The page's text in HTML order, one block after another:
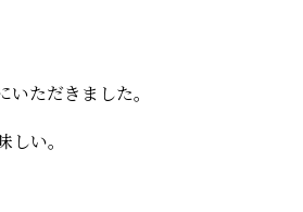
ただきました。
い。